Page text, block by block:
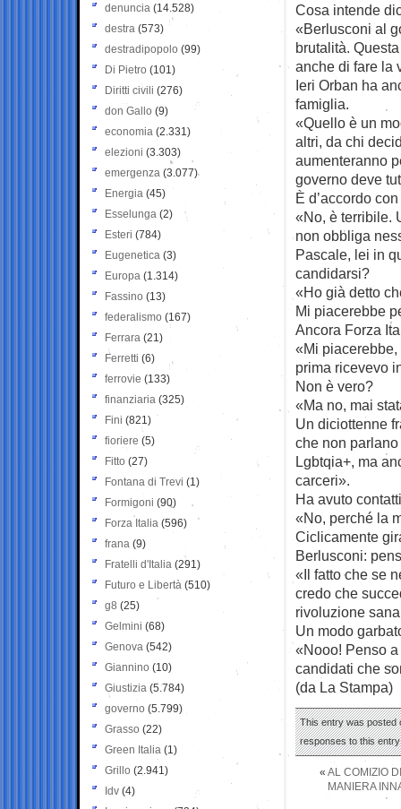
Cosa intende
«Berlusconi al
brutalità.
anche di fare la
Ieri Orban ha
famiglia.
«Quello è un
altri, da chi
aumenteranno
governo deve
È d’accordo
«No, è terribile.
non obbliga
Pascale, lei in
candidarsi?
«Ho già detto
Mi piacerebbe
Ancora Forza
«Mi
prima ricevevo
Non è vero?
«Ma no, mai
Un diciottenne
che non
Lgbtqia+, ma
carceri».
Ha avuto
«No, perché la
Ciclicamente
Berlusconi:
«Il fatto che se
credo che
rivoluzione
Un modo
«Nooo! Penso
candidati che
(da La Stampa)
This entry was posted
responses to this
« AL COMIZIO
MANIERA
denuncia (14.528)
destra (573)
destradipopolo (99)
Di Pietro (101)
Diritti civili (276)
don Gallo (9)
economia (2.331)
elezioni (3.303)
emergenza (3.077)
Energia (45)
Esselunga (2)
Esteri (784)
Eugenetica (3)
Europa (1.314)
Fassino (13)
federalismo (167)
Ferrara (21)
Ferretti (6)
ferrovie (133)
finanziaria (325)
Fini (821)
fioriere (5)
Fitto (27)
Fontana di Trevi (1)
Formigoni (90)
Forza Italia (596)
frana (9)
Fratelli d'Italia (291)
Futuro e Libertà (510)
g8 (25)
Gelmini (68)
Genova (542)
Giannino (10)
Giustizia (5.784)
governo (5.799)
Grasso (22)
Green Italia (1)
Grillo (2.941)
Idv (4)